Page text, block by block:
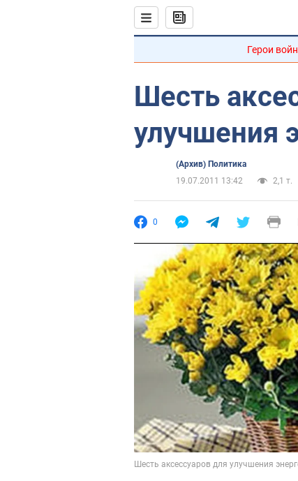
Герои
Шесть
улучшения
(Архив) Политика
19.07.2011 13:42
2,1 т.
0